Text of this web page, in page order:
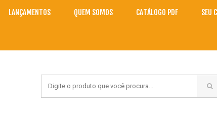
LANÇAMENTOS QUEM SOMOS CATÁLOGO PDF SEU